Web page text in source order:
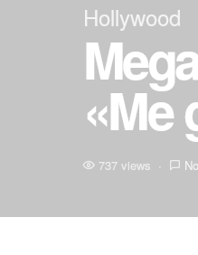
Hollywood
«Me
737 views